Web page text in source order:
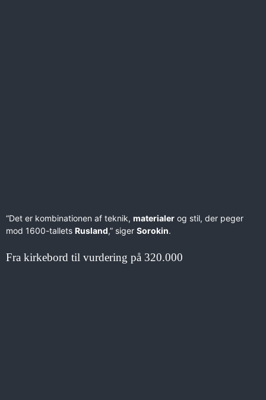
“Det er kombinationen af teknik, materialer og stil, der peger
mod 1600-tallets Rusland,” siger Sorokin.
Fra kirkebord til vurdering på 320.000